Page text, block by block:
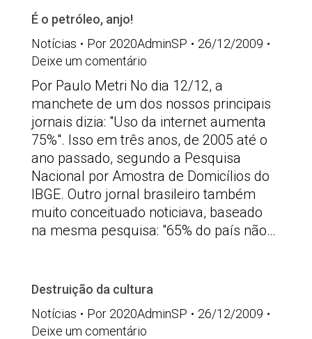
É o petróleo, anjo!
Notícias
Por 2020AdminSP
26/12/2009
Deixe um comentário
Por Paulo Metri No dia 12/12, a
manchete de um dos nossos principais
jornais dizia: "Uso da internet aumenta
75%". Isso em três anos, de 2005 até o
ano passado, segundo a Pesquisa
Nacional por Amostra de Domicílios do
IBGE. Outro jornal brasileiro também
muito conceituado noticiava, baseado
na mesma pesquisa: "65% do país não…
Destruição da cultura
Notícias
Por 2020AdminSP
26/12/2009
Deixe um comentário